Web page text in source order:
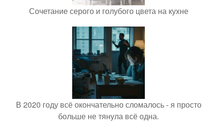
Сочетание серого и голубого цвета на кухне
В 2020 году всё окончательно сломалось - я просто
больше не тянула всё одна.